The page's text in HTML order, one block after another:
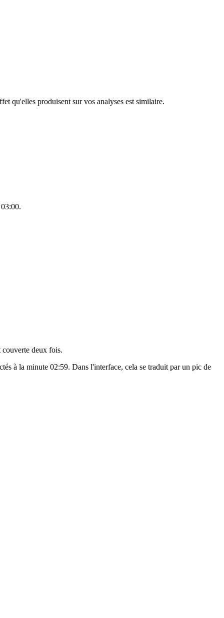
qu'elles produisent sur vos analyses est similaire.
couverte deux fois.
à la minute 02:59. Dans l'interface, cela se traduit par un pic de